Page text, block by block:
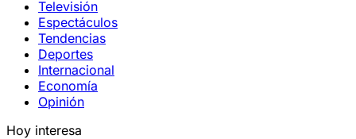
Televisión
Espectáculos
Tendencias
Deportes
Internacional
Economía
Opinión
Hoy interesa